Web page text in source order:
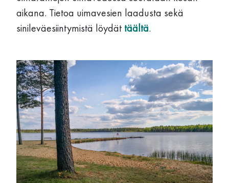
aikana. Tietoa uimavesien laadusta sekä
sinileväesiintymistä löydät täältä.